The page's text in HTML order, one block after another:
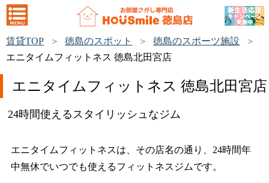
賃貸TOP 徳島のスポット
徳島のスポーツ施設
エニタイムフィットネス 徳島北田宮店
エニタイムフィットネス 徳島北田宮店
24時間使えるスタイリッシュなジム
エニタイムフィットネスは、その店名の通り、24時間年
中無休でいつでも使えるフィットネスジムです。